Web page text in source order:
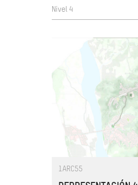
Nivel 4
1ARC55